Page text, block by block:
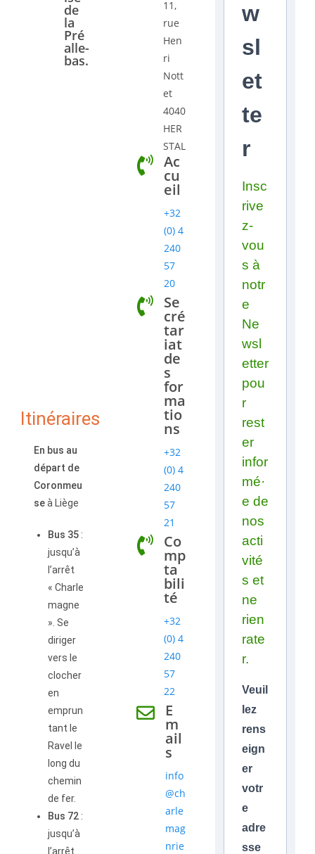
de
la
Pré
alle-
bas.
Itinéraires
En bus au
départ de
Coronmeu
seà Liège
Bus 35 :
jusqu’à
l’arrêt
« Charle
magne
». Se
diriger
vers le
clocher
en
emprun
tant le
Ravel le
long du
chemin
de fer.
Bus 72:
jusqu’à
l’arrêt
11,
rue
Hen
ri
Nott
et
4040
HER
STAL
Ac
cu
eil
+32
(0) 4
240
57
20
Se
cré
tar
iat
de
s
for
ma
tio
ns
+32
(0) 4
240
57
21
Co
mp
ta
bili
té
+32
(0) 4
240
57
22
E
m
ail
s
info
@ch
arle
mag
nrie
w
sl
et
te
r
Insc
rive
z-
vou
s à
notr
e
Ne
wsl
etter
pou
r
rest
er
infor
mé·
e de
nos
acti
vité
s et
ne
rien
rate
r.
Veuil
lez
rens
eign
er
votr
e
adre
sse